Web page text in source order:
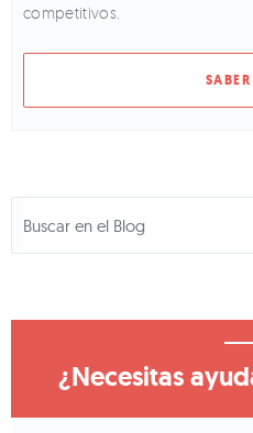
competitivos.
¿Necesitas